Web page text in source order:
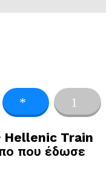
Hellenic Train
που έδωσε